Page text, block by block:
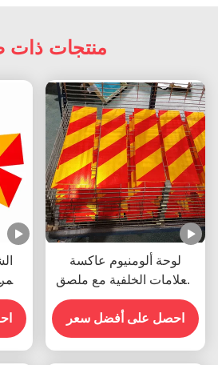
منتجات ذات
لوحة ألومنيوم عاكسة
للعلامات الخلفية مع ملصق
تحذير للمركبات الثقيلة
احصل على أفضل سعر